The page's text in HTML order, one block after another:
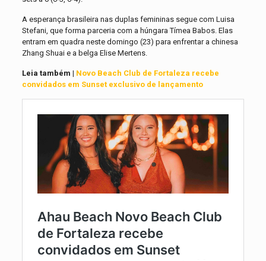
A esperança brasileira nas duplas femininas segue com Luisa
Stefani, que forma parceria com a húngara Tímea Babos. Elas
entram em quadra neste domingo (23) para enfrentar a chinesa
Zhang Shuai e a belga Elise Mertens.
Leia também | Novo Beach Club de Fortaleza recebe
convidados em Sunset exclusivo de lançamento